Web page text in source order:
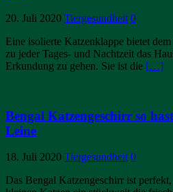
20. Juli 2020 Tiergesundheit 0
Eine isolierte Katzenklappe bietet
zu jeder Tages- und Nachtzeit das
Erkundung zu gehen. Sie ist die […]
Bengal Katzengeschirr so
Leine
18. Juli 2020 Tiergesundheit 0
Das Bengal Katzengeschirr ist